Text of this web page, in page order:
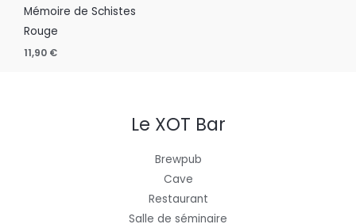
Mémoire de Schistes
Rouge
11,90 €
Le XOT Bar
Brewpub
Cave
Restaurant
Salle de séminaire